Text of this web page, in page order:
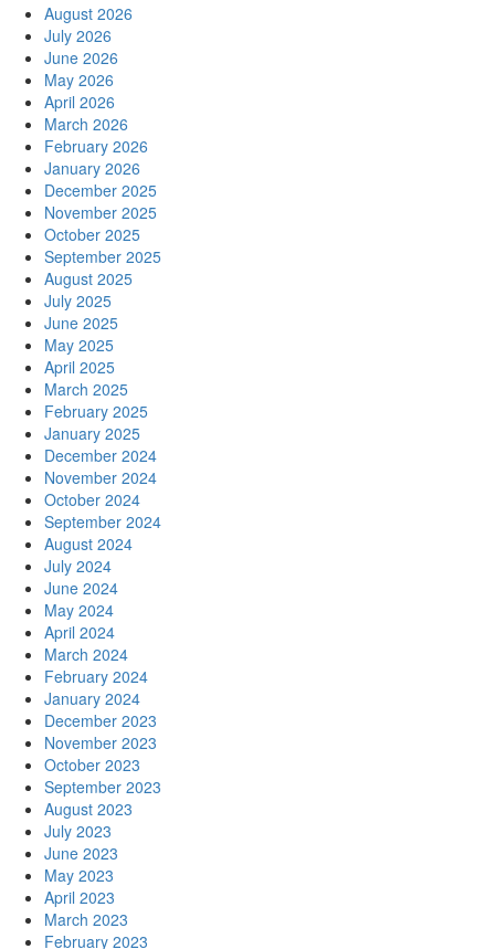
August 2026
July 2026
June 2026
May 2026
April 2026
March 2026
February 2026
January 2026
December 2025
November 2025
October 2025
September 2025
August 2025
July 2025
June 2025
May 2025
April 2025
March 2025
February 2025
January 2025
December 2024
November 2024
October 2024
September 2024
August 2024
July 2024
June 2024
May 2024
April 2024
March 2024
February 2024
January 2024
December 2023
November 2023
October 2023
September 2023
August 2023
July 2023
June 2023
May 2023
April 2023
March 2023
February 2023